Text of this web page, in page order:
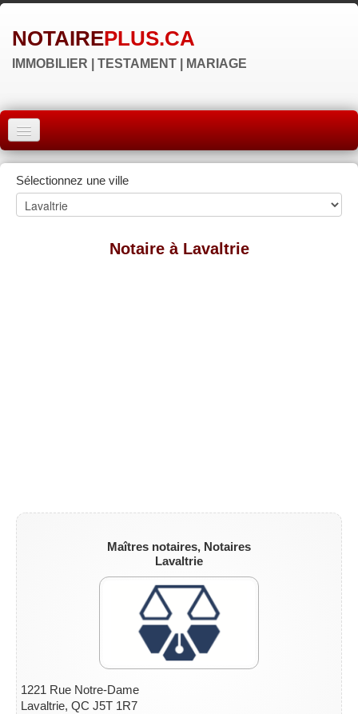
NOTAIREPLUS.CA
IMMOBILIER | TESTAMENT | MARIAGE
ACCUEIL
MONTRÉAL
QUÉBEC
Sélectionnez une ville
Notaire à Lavaltrie
Maîtres notaires, Notaires
Lavaltrie
1221 Rue Notre-Dame
Lavaltrie, QC J5T 1R7